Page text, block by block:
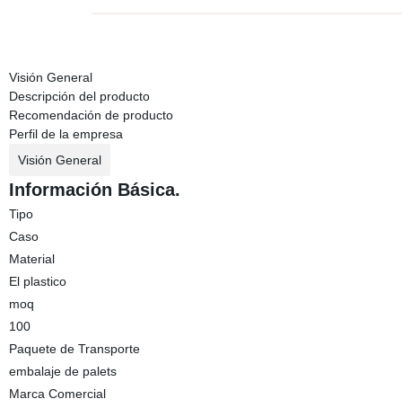
Visión General
Descripción del producto
Recomendación de producto
Perfil de la empresa
Visión General
Información Básica.
Tipo
Caso
Material
El plastico
moq
100
Paquete de Transporte
embalaje de palets
Marca Comercial